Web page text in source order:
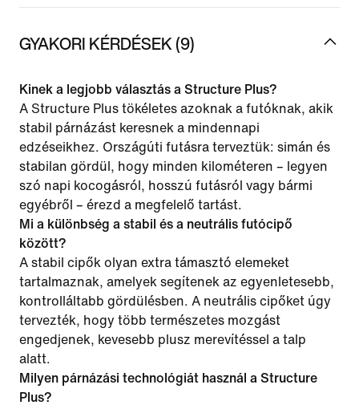
GYAKORI KÉRDÉSEK (9)
Kinek a legjobb választás a Structure Plus?
A Structure Plus tökéletes azoknak a futóknak, akik
stabil párnázást keresnek a mindennapi
edzéseikhez. Országúti futásra terveztük: simán és
stabilan gördül, hogy minden kilométeren – legyen
szó napi kocogásról, hosszú futásról vagy bármi
egyébről – érezd a megfelelő tartást.
Mi a különbség a stabil és a neutrális futócipő
között?
A stabil cipők olyan extra támasztó elemeket
tartalmaznak, amelyek segítenek az egyenletesebb,
kontrolláltabb gördülésben. A neutrális cipőket úgy
tervezték, hogy több természetes mozgást
engedjenek, kevesebb plusz merevítéssel a talp
alatt.
Milyen párnázási technológiát használ a Structure
Plus?